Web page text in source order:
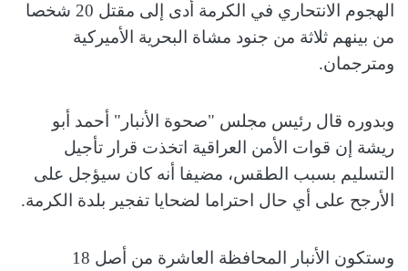
الهجوم الانتحاري في الكرمة أدى إلى مقتل 20 شخصا
من بينهم ثلاثة من جنود مشاة البحرية الأميركية
ومترجمان.
وبدوره قال رئيس مجلس "صحوة الأنبار" أحمد أبو
ريشة إن قوات الأمن العراقية اتخذت قرار تأجيل
التسليم بسبب الطقس، مضيفا أنه كان سيؤجل على
الأرجح على أي حال احتراما لضحايا تفجير بلدة الكرمة.
وستكون الأنبار المحافظة العاشرة من أصل 18